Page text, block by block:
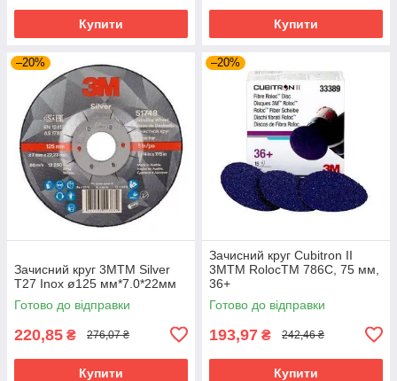
Купити Купити
–20%
Зачисний круг 3MTM Silver
T27 Inox ø125 мм*7.0*22мм
Готово до відправки
220,85 ₴ 276,07 ₴
Купити
–20%
Зачисний круг Cubitron II
3MTM RolocTM 786C, 75 мм,
36+
Готово до відправки
193,97 ₴ 242,46 ₴
Купити